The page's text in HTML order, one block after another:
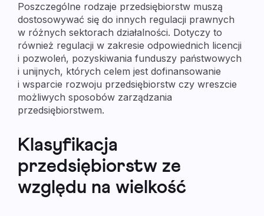
Poszczególne rodzaje przedsiębiorstw muszą
dostosowywać się do innych regulacji prawnych
w różnych sektorach działalności. Dotyczy to
również regulacji w zakresie odpowiednich licencji
i pozwoleń, pozyskiwania funduszy państwowych
i unijnych, których celem jest dofinansowanie
i wsparcie rozwoju przedsiębiorstw czy wreszcie
możliwych sposobów zarządzania
przedsiębiorstwem.
Klasyfikacja
przedsiębiorstw ze
względu na wielkość